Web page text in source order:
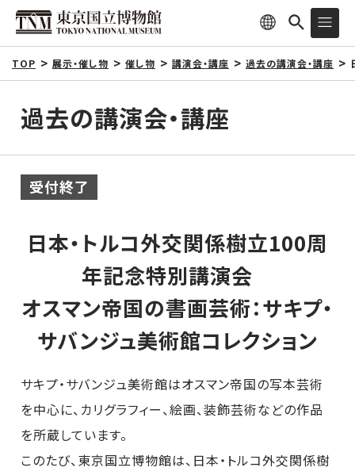
TOP 展示・催し物 催し物 講演会・講座 過去の講演会・講座
過去の講演会・講座
受付終了
日本・トルコ外交関係樹立100周
年記念特別講演会
オスマン帝国の書画芸術：サキプ・
サバンジュ美術館コレクション
サキプ・サバンジュ美術館はオスマン帝国の写本芸術
を中心に、カリグラフィー、絵画、装飾芸術などの作品
を所蔵しています。
このたび、東京国立博物館は、日本・トルコ外交関係樹